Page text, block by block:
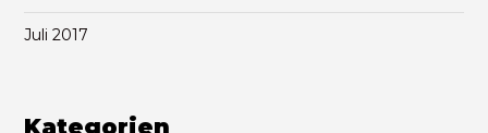
Juli 2017
Kategorien